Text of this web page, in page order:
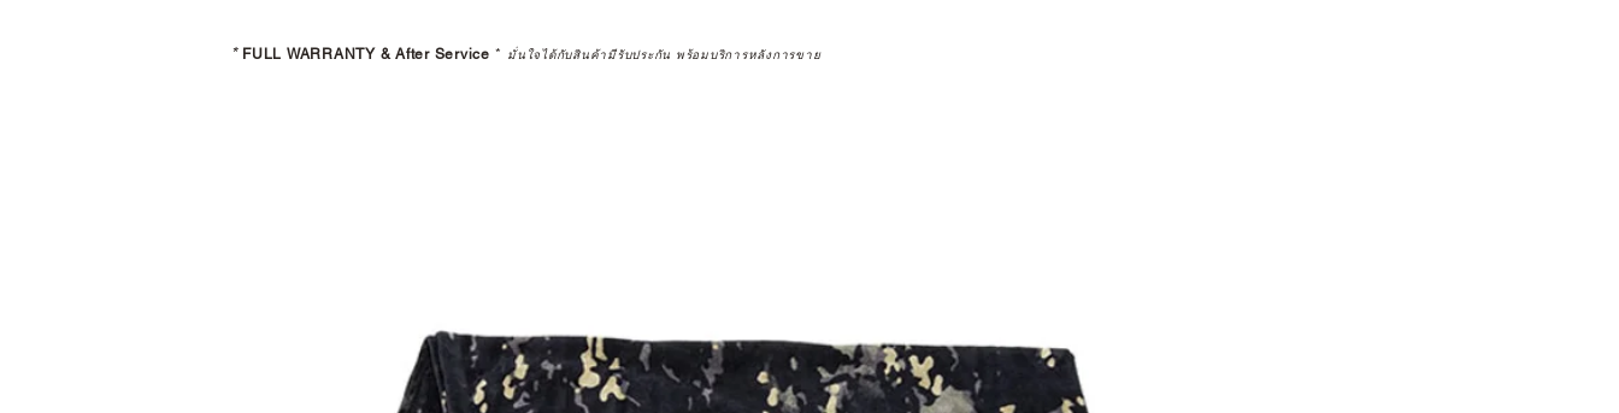
* FULL WARRANTY & After Service * มั่นใจได้กับสินค้ามีรับประกัน พร้อมบริการหลังการขาย